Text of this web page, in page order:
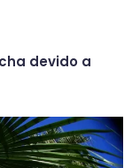
devido a